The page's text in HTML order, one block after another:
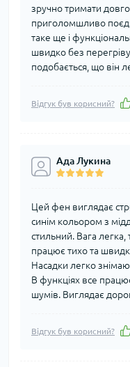
зручно тримати
приголомшливо
таке ще і
швидко без
подобається, що він
Відгук був корисний?
Ада Лукина
Цей фен виглядає
синім кольором з
стильний. Вага
працює тихо та
Насадки легко
В функціях все
шумів. Виглядає
Відгук був корисний?